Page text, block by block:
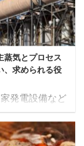
性能を満たす
仕様を記載し
書を発行、そ
ーカーは自社
により選定し
書を提 ...
量と積算流量の
て解説しま
流量とは 瞬時
の瞬間に流れ
の量を表す指
kg/h、
などで表され
計からの信号
20mAなどの
する場合が多
蒸気とプロセス
、求められる役
発電設備など
合に、蒸気系
とプロセス蒸
いる場合があ